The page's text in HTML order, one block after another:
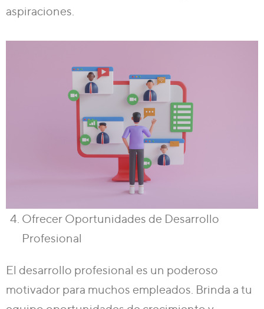
aspiraciones.
Ofrecer Oportunidades de Desarrollo
Profesional
El desarrollo profesional es un poderoso
motivador para muchos empleados. Brinda a tu